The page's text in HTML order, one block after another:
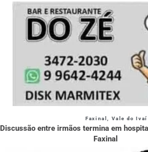
Faxinal Vale do Ivaí
Discussão entre irmãos termina em
Faxinal